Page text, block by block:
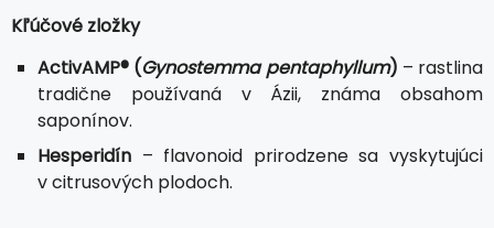
Kľúčové zložky
ActivAMP® (Gynostemma pentaphyllum) – rastlina
tradične používaná v Ázii, známa obsahom
saponínov.
Hesperidín – flavonoid prirodzene sa vyskytujúci
v citrusových plodoch.